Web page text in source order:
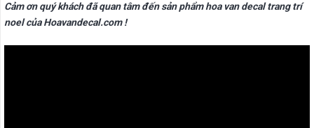
Cảm ơn quý khách đã quan tâm đến sản phẩm hoa van decal trang trí
noel của Hoavandecal.com !